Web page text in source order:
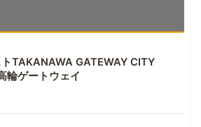
TAKANAWA GATEWAY CITY
輪ゲートウェイ